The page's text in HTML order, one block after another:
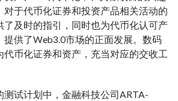
对于代币化证券和投资产品相关活动的
了及时的指引，同时也为代币化认可产
提供了Web3.0市场的正面发展。数码
代币化证券和资产，充当对应的交收工
测试计划中，金融科技公司ARTA-